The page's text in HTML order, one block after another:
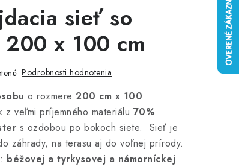
sieť so
x 100 cm
Podrobnosti hodnotenia
o rozmere 200 cm x 100
z veľmi príjemného materiálu 70%
s ozdobou po bokoch siete. Sieť je
záhrady, na terasu aj do voľnej prírody.
: béžovej a tyrkysovej a námorníckej